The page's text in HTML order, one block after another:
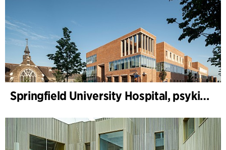
Springfield University Hospital, psykiatri